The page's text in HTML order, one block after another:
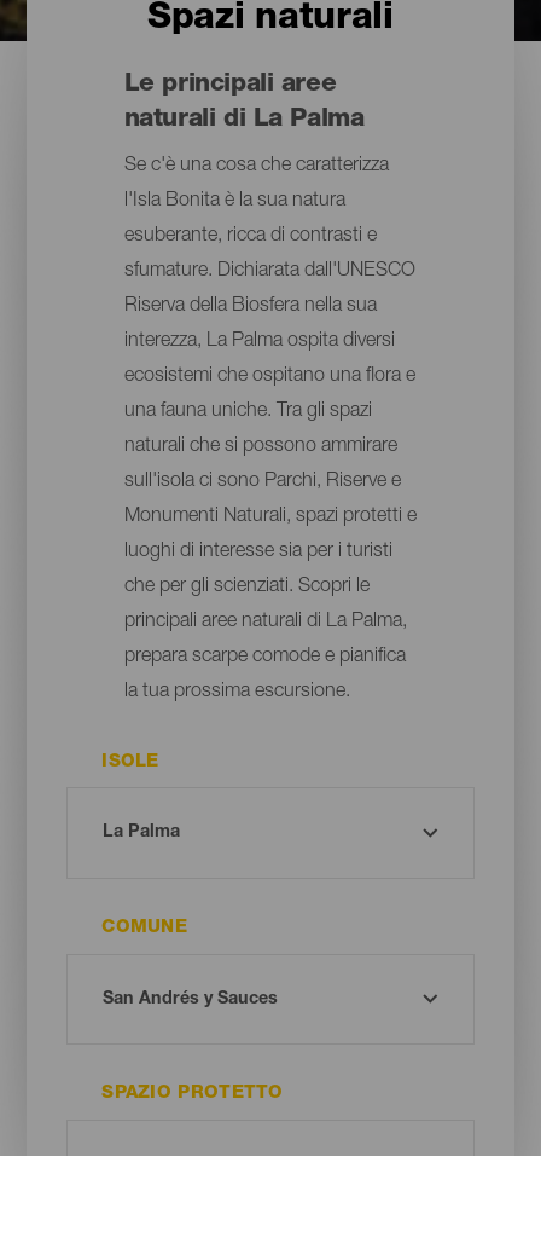
Spazi naturali
Le principali aree
naturali di La Palma
Se c'è una cosa che caratterizza
l'Isla Bonita è la sua natura
esuberante, ricca di contrasti e
sfumature. Dichiarata dall'UNESCO
Riserva della Biosfera nella sua
interezza, La Palma ospita diversi
ecosistemi che ospitano una flora e
una fauna uniche. Tra gli spazi
naturali che si possono ammirare
sull'isola ci sono Parchi, Riserve e
Monumenti Naturali, spazi protetti e
luoghi di interesse sia per i turisti
che per gli scienziati. Scopri le
principali aree naturali di La Palma,
prepara scarpe comode e pianifica
la tua prossima escursione.
ISOLE
COMUNE
SPAZIO PROTETTO